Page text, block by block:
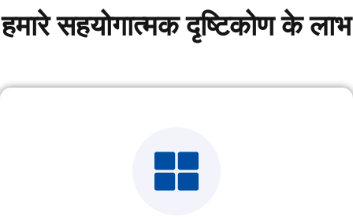
हमारे सहयोगात्मक दृष्टिकोण के लाभ